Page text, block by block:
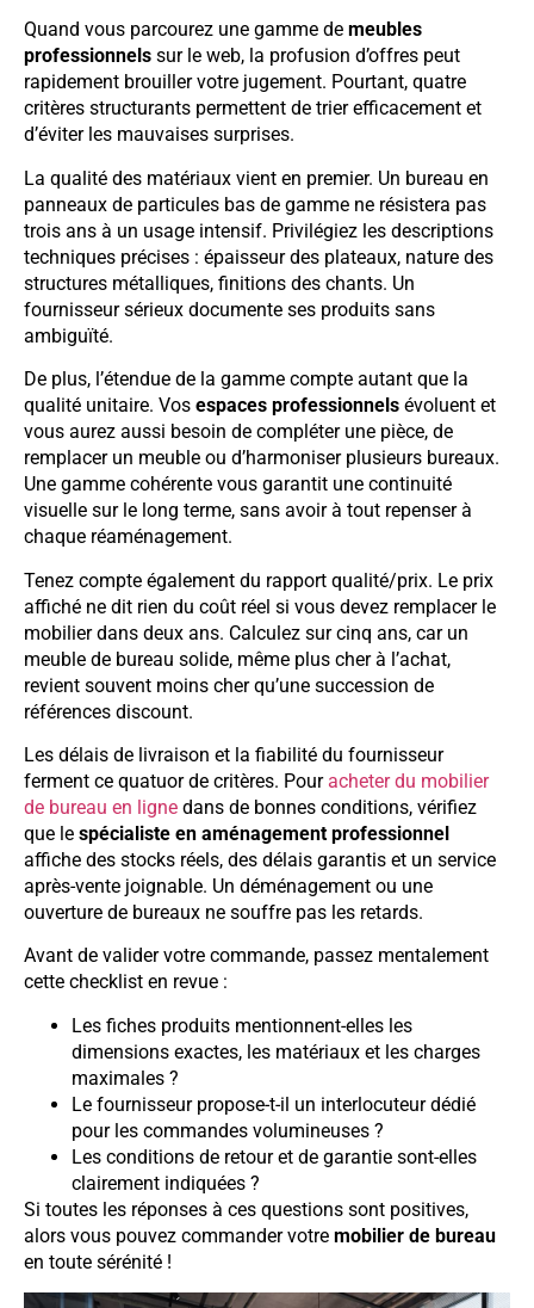
Quand vous parcourez une gamme de meubles
professionnels sur le web, la profusion d’offres peut
rapidement brouiller votre jugement. Pourtant, quatre
critères structurants permettent de trier efficacement et
d’éviter les mauvaises surprises.
La qualité des matériaux vient en premier. Un bureau en
panneaux de particules bas de gamme ne résistera pas
trois ans à un usage intensif. Privilégiez les descriptions
techniques précises : épaisseur des plateaux, nature des
structures métalliques, finitions des chants. Un
fournisseur sérieux documente ses produits sans
ambiguïté.
De plus, l’étendue de la gamme compte autant que la
qualité unitaire. Vos espaces professionnels évoluent et
vous aurez aussi besoin de compléter une pièce, de
remplacer un meuble ou d’harmoniser plusieurs bureaux.
Une gamme cohérente vous garantit une continuité
visuelle sur le long terme, sans avoir à tout repenser à
chaque réaménagement.
Tenez compte également du rapport qualité/prix. Le prix
affiché ne dit rien du coût réel si vous devez remplacer le
mobilier dans deux ans. Calculez sur cinq ans, car un
meuble de bureau solide, même plus cher à l’achat,
revient souvent moins cher qu’une succession de
références discount.
Les délais de livraison et la fiabilité du fournisseur
ferment ce quatuor de critères. Pour acheter du mobilier
de bureau en ligne dans de bonnes conditions, vérifiez
que le spécialiste en aménagement professionnel
affiche des stocks réels, des délais garantis et un service
après-vente joignable. Un déménagement ou une
ouverture de bureaux ne souffre pas les retards.
Avant de valider votre commande, passez mentalement
cette checklist en revue :
Les fiches produits mentionnent-elles les
dimensions exactes, les matériaux et les charges
maximales ?
Le fournisseur propose-t-il un interlocuteur dédié
pour les commandes volumineuses ?
Les conditions de retour et de garantie sont-elles
clairement indiquées ?
Si toutes les réponses à ces questions sont positives,
alors vous pouvez commander votre mobilier de bureau
en toute sérénité !